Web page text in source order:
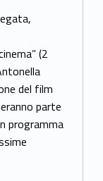
(2
del film
parte
programma